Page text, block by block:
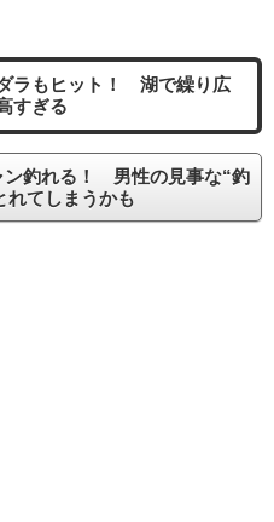
ラもヒット！ 湖で繰り広
すぎる
ン釣れる！ 男性の見事な“釣
れてしまうかも